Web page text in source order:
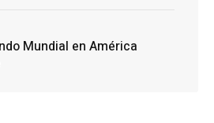
Mundial en América